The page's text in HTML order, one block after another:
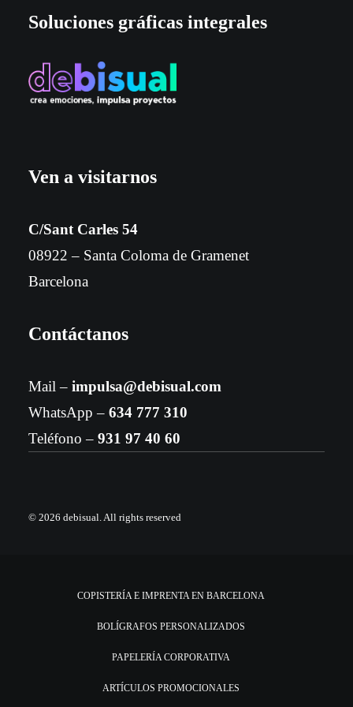
Soluciones gráficas integrales
Ven a visitarnos
C/Sant Carles 54
08922 – Santa Coloma de Gramenet
Barcelona
Contáctanos
Mail – impulsa@debisual.com
WhatsApp – 634 777 310
Teléfono – 931 97 40 60
© 2026 debisual.All rights reserved
COPISTERÍA E IMPRENTA EN BARCELONA
BOLÍGRAFOS PERSONALIZADOS
PAPELERÍA CORPORATIVA
ARTÍCULOS PROMOCIONALES